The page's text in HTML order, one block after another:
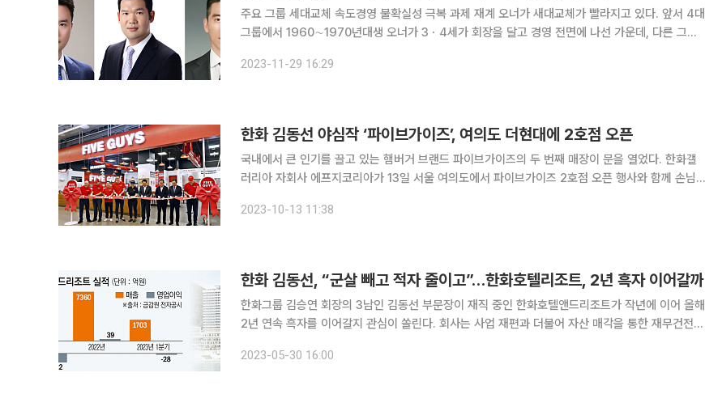
주요 그룹 세대교체 속도경영 불확실성 극복 과제 재계 오너가 새대교체가 빨라지고 있다. 앞서 4대
그룹에서 1960∼1970년대생 오너가 3ㆍ4세가 회장을 달고 경영 전면에 나선 가운데, 다른 그룹
영 환경 불확실성을 극복하고 지속적인 미래 성장 기반을
2023-11-29 16:29
한화 김동선 야심작 ‘파이브가이즈’, 여의도 더현대에 2호점 오픈
국내에서 큰 인기를 끌고 있는 햄버거 브랜드 파이브가이즈의 두 번째 매장이 문을 열었다. 한화갤
러리아 자회사 에프지코리아가 13일 서울 여의도에서 파이브가이즈 2호점 오픈 행사와 함께 손님
략본부장, 김형종 현대백화점 대표이사, 나명식 현대백화점 부사장 등 주
2023-10-13 11:38
한화 김동선, “군살 빼고 적자 줄이고”…한화호텔리조트, 2년 흑자 이어갈까
한화그룹 김승연 회장의 3남인 김동선 부문장이 재직 중인 한화호텔앤드리조트가 작년에 이어 올해
2년 연속 흑자를 이어갈지 관심이 쏠린다. 회사는 사업 재편과 더불어 자산 매각을 통한 재무건전성
근 한국기업평가가 한화호텔앤드리조트에 대해 기업신용등급 등급전망을
2023-05-30 16:00